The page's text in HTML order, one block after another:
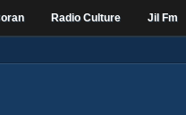
Radio Culture Jil Fm